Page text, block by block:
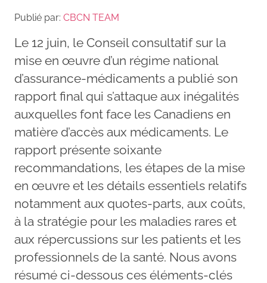
Publié par: CBCN TEAM
Le 12 juin, le Conseil consultatif sur la
mise en œuvre d’un régime national
d’assurance-médicaments a publié son
rapport final qui s’attaque aux inégalités
auxquelles font face les Canadiens en
matière d’accès aux médicaments. Le
rapport présente soixante
recommandations, les étapes de la mise
en œuvre et les détails essentiels relatifs
notamment aux quotes-parts, aux coûts,
à la stratégie pour les maladies rares et
aux répercussions sur les patients et les
professionnels de la santé. Nous avons
résumé ci-dessous ces éléments-clés